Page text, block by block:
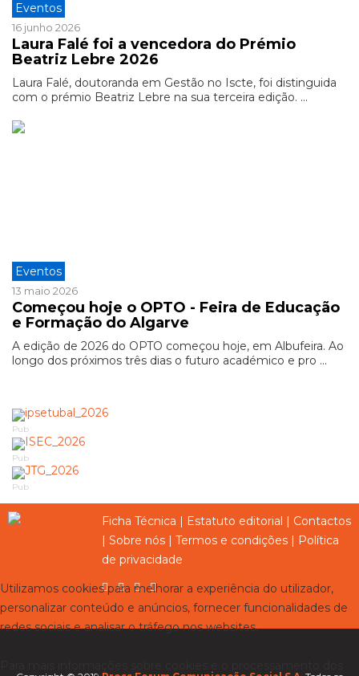
Eventos
16 junho 2026
Laura Falé foi a vencedora do Prémio
Beatriz Lebre 2026
Laura Falé, doutoranda em Gestão no Iscte, foi distinguida
com o prémio Beatriz Lebre na sua terceira edição. ...
Eventos
13 maio 2026
Começou hoje o OPTO - Feira de Educação
e Formação do Algarve
A edição de 2026 do OPTO começou hoje, em Albufeira. Ao
longo dos próximos três dias o futuro académico e pro ...
Pub
Pub
Pub
Ficha Técnica | Estatuto editorial | Contactos
| Sobre nós | Termos e condições | Política
de privacidade
Utilizamos cookies para melhorar a experiência do utilizador,
personalizar conteúdo e anúncios, fornecer funcionalidades de
redes sociais e analisar o tráfego nos websites.